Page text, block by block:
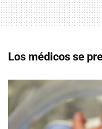
Los médicos se